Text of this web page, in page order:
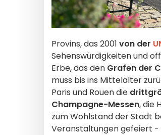
Provins, das 2001 von der
Sehenswürdigkeiten und
Erbe, das den Grafen der
muss bis ins Mittelalter
Paris und Rouen die
Champagne-Messen, die
zum Wohlstand der Stadt
Veranstaltungen gefeiert -